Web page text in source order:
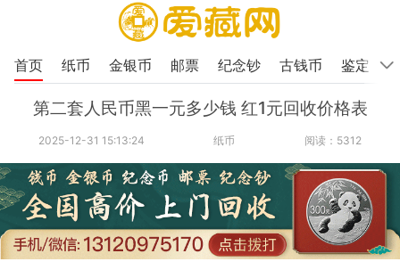
首页 纸币 金银币 邮票 纪念钞 古钱币 鉴定
第二套人民币黑一元多少钱 红1元回收价格表
2025-12-31 15:13:24 纸币 阅读：5312